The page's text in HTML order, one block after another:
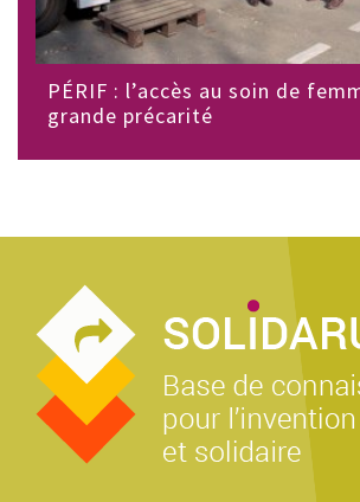
PÉRIF : l’accès au soin de
grande précarité